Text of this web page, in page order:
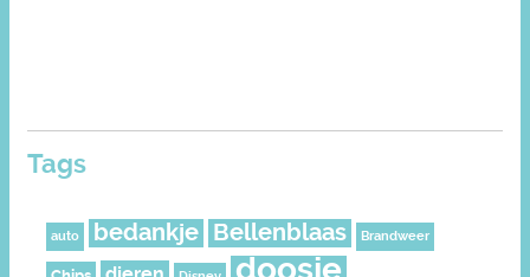
Tags
auto bedankje Bellenblaas Brandweer